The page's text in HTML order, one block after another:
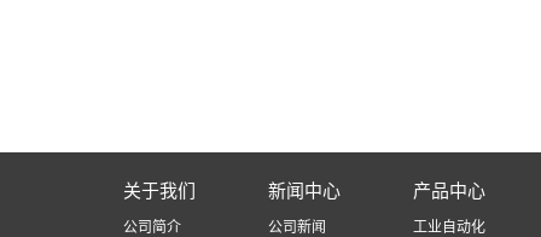
关于我们
公司简介
新闻中心
公司新闻
产品中心
工业自动化